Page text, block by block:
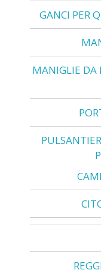
GANCI PER
MANIGLIE DA